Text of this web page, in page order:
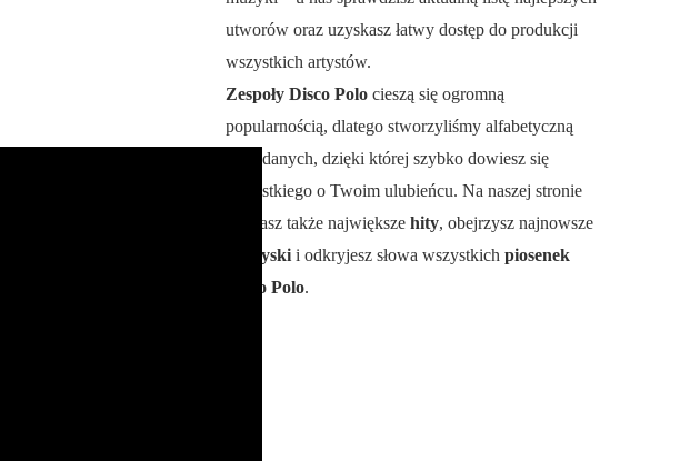
utworów oraz uzyskasz łatwy dostęp do produkcji
wszystkich artystów.
Zespoły Disco Polo cieszą się ogromną
popularnością, dlatego stworzyliśmy alfabetyczną
bazę danych, dzięki której szybko dowiesz się
wszystkiego o Twoim ulubieńcu. Na naszej stronie
poznasz także największe hity, obejrzysz najnowsze
teledyski i odkryjesz słowa wszystkich piosenek
Disco Polo.